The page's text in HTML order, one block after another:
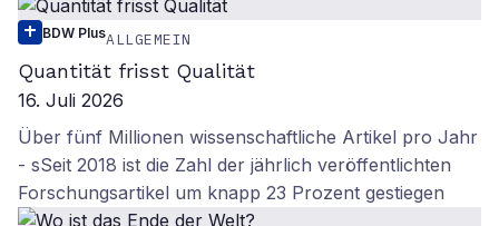
BDW PlusALLGEMEIN
Quantität frisst Qualität
16. Juli 2026
Über fünf Millionen wissenschaftliche Artikel pro Jahr
- sSeit 2018 ist die Zahl der jährlich veröffentlichten
Forschungsartikel um knapp 23 Prozent gestiegen